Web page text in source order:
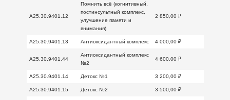
A25.30.9401.12
Помнить всё (когнитивный,
постинсультный комплекс,
улучшение памяти и
внимания)
2 850,00 ₽
A25.30.9401.13 Антиоксидантный комплекс 4 000,00 ₽
A25.30.9401.44
Антиоксидантный комплекс
№2
4 600,00 ₽
A25.30.9401.14 Детокс №1 3 200,00 ₽
A25.30.9401.15 Детокс №2 3 500,00 ₽